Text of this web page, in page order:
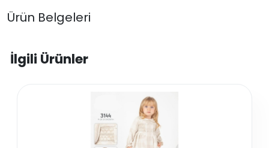
Ürün Belgeleri
İlgili Ürünler